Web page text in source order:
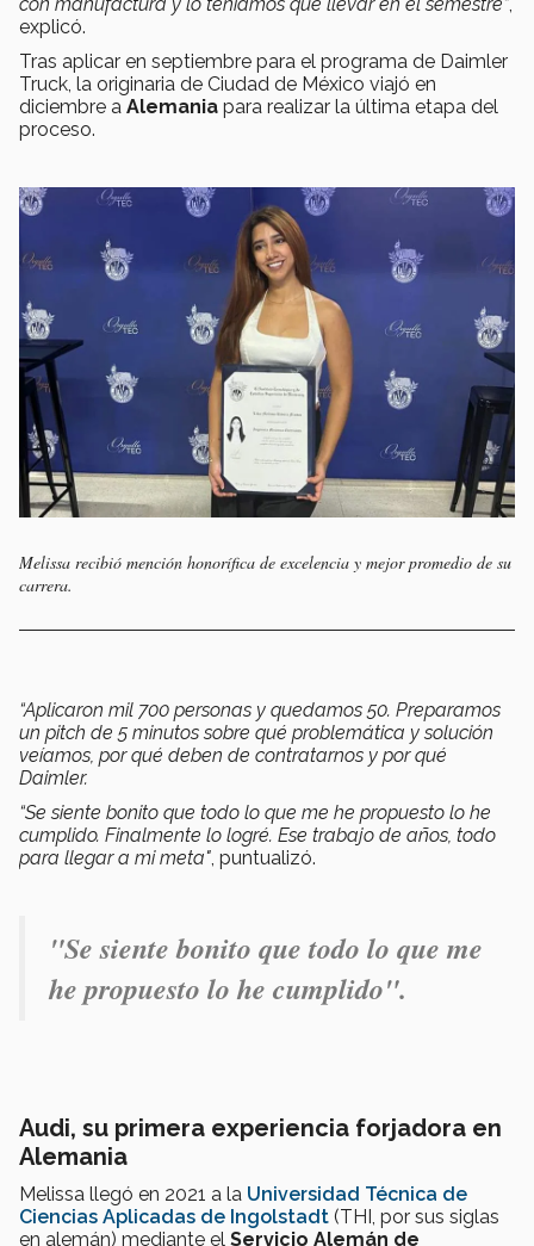
explicó.
Tras aplicar en septiembre para el programa de Daimler
Truck, la originaria de Ciudad de México viajó en
diciembre a Alemania para realizar la última etapa del
proceso.
Melissa recibió mención honorífica de excelencia y mejor promedio de su
carrera.
“Aplicaron mil 700 personas y quedamos 50. Preparamos
un pitch de 5 minutos sobre qué problemática y solución
veíamos, por qué deben de contratarnos y por qué
Daimler.
“Se siente bonito que todo lo que me he propuesto lo he
cumplido. Finalmente lo logré. Ese trabajo de años, todo
para llegar a mi meta", puntualizó.
"Se siente bonito que todo lo que me
he propuesto lo he cumplido".
Audi, su primera experiencia forjadora en
Alemania
Melissa llegó en 2021 a la Universidad Técnica de
Ciencias Aplicadas de Ingolstadt (THI, por sus siglas
en alemán) mediante el Servicio Alemán de